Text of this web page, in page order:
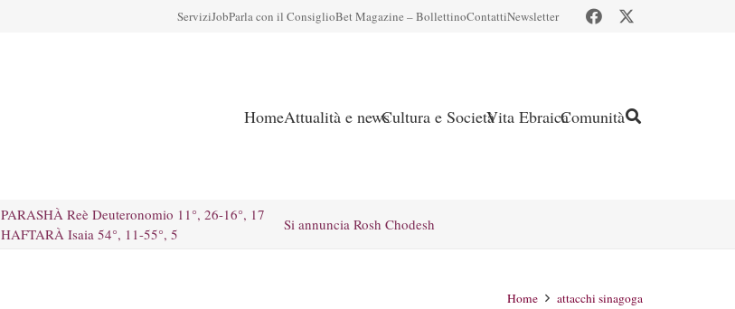
ServiziJobParla con il ConsiglioBet Magazine – BollettinoContattiNewsletter
HomeAttualità e newsCultura e SocietàVita EbraicaComunità
PARASHÀ Reè Deuteronomio 11°, 26-16°, 17
HAFTARÀ Isaia 54°, 11-55°, 5
Si annuncia Rosh Chodesh
Home attacchi sinagoga